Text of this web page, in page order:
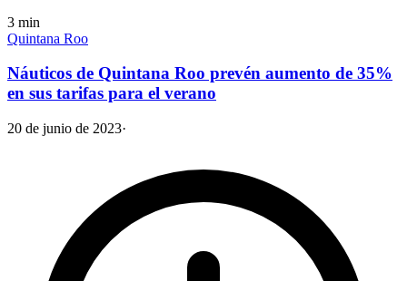
3 min
Quintana Roo
Náuticos de Quintana Roo prevén aumento de 35%
en sus tarifas para el verano
20 de junio de 2023·